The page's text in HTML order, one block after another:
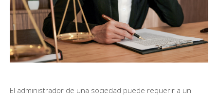
El administrador de una sociedad puede requerir a un